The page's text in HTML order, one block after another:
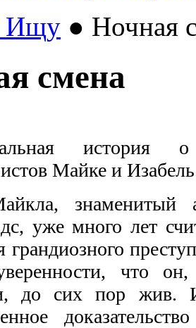
Ищу ● Ночная
смена
история
Майке и
знаменитый
уже много лет
грандиозного
что
до сих пор жив.